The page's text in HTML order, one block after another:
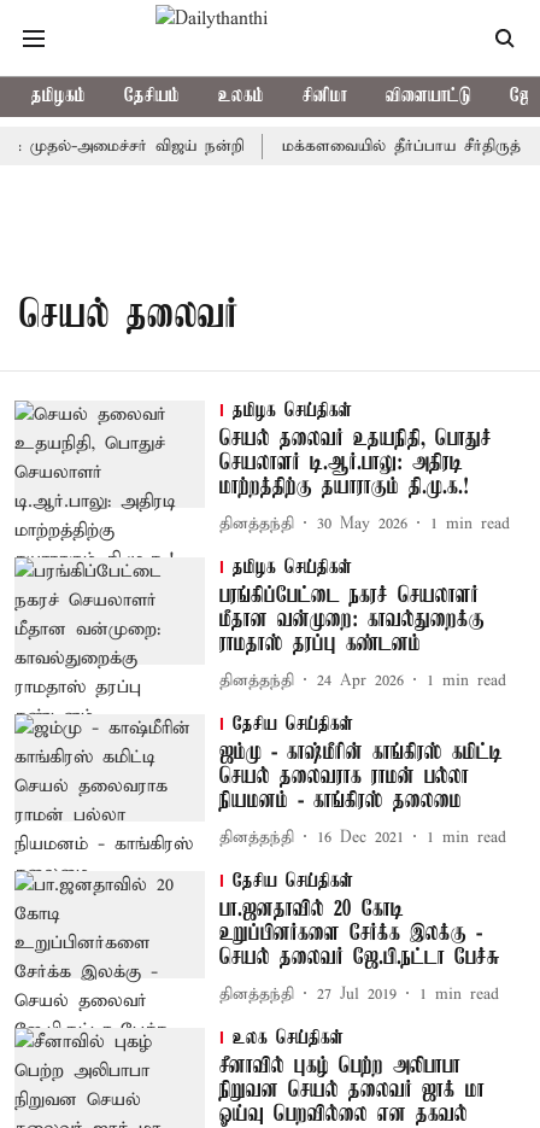
தமிழகம் தேசியம் உலகம் சினிமா விளையாட்டு
முதல்-அமைச்சர் விஜய் நன்றி மக்களவையில் தீர்ப்பாய சீர்திருத்த
செயல் தலைவர்
தமிழக செய்திகள்
செயல் தலைவர் உதயநிதி, பொதுச்
செயலாளர் டி.ஆர்.பாலு: அதிரடி
மாற்றத்திற்கு தயாராகும் தி.மு.க.!
தினத்தந்தி 30 May 2026 1 min read
தமிழக செய்திகள்
பரங்கிப்பேட்டை நகரச் செயலாளர்
மீதான வன்முறை: காவல்துறைக்கு
ராமதாஸ் தரப்பு கண்டனம்
தினத்தந்தி 24 Apr 2026 1 min read
தேசிய செய்திகள்
ஜம்மு - காஷ்மீரின் காங்கிரஸ் கமிட்டி
செயல் தலைவராக ராமன் பல்லா
நியமனம் - காங்கிரஸ் தலைமை
தினத்தந்தி 16 Dec 2021 1 min read
தேசிய செய்திகள்
பா.ஜனதாவில் 20 கோடி
உறுப்பினர்களை சேர்க்க இலக்கு -
செயல் தலைவர் ஜே.பி.நட்டா பேச்சு
தினத்தந்தி 27 Jul 2019 1 min read
உலக செய்திகள்
சீனாவில் புகழ் பெற்ற அலிபாபா
நிறுவன செயல் தலைவர் ஜாக் மா
ஓய்வு பெறவில்லை என தகவல்